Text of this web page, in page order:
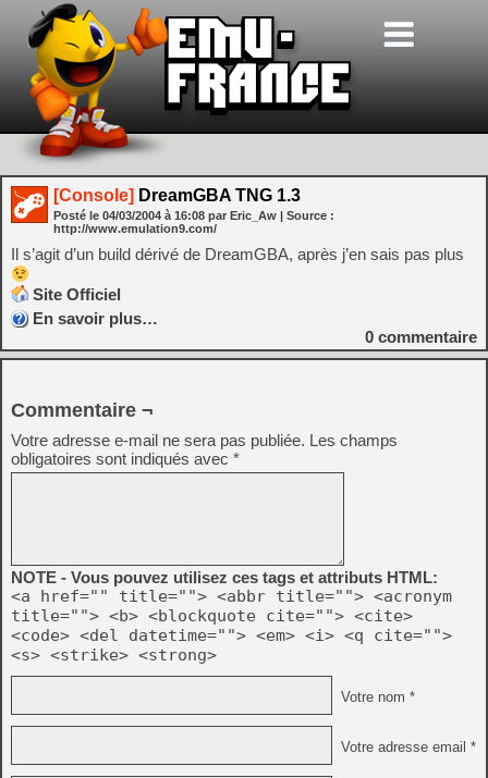
[Console] DreamGBA TNG 1.3
Posté le 04/03/2004 à 16:08 par Eric_Aw | Source :
http://www.emulation9.com/
Il s’agit d’un build dérivé de DreamGBA, après j’en sais pas plus
Site Officiel
En savoir plus…
0 commentaire
Commentaire ¬
Votre adresse e-mail ne sera pas publiée. Les champs
obligatoires sont indiqués avec *
NOTE - Vous pouvez utilisez ces tags et attributs HTML:
<a href="" title=""> <abbr title=""> <acronym
title=""> <b> <blockquote cite=""> <cite>
<code> <del datetime=""> <em> <i> <q cite="">
<s> <strike> <strong>
Votre nom *
Votre adresse email *